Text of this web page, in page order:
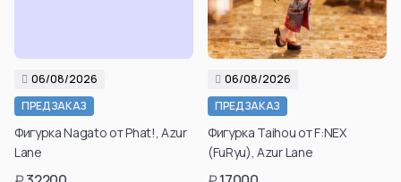
Подтвердить свой
возраст для
просмотра таких
в личном кабинете
06/08/2026
ПРЕДЗАКАЗ
Фигурка Nagato от Phat!, Azur
Lane
06/08/2026
ПРЕДЗАКАЗ
Фигурка Taihou от F:NEX
(FuRyu), Azur Lane